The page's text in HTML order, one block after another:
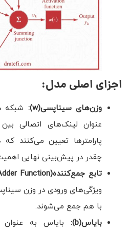
اجزای اصلی مدل:
وزن‌های سیناپسی(w)
:
عنوان لینک‌های اتصالی
چقدر در پیش‌بینی نهایی
تابع جمع‌کننده(Adder Function)
ویژگی‌های ورودی در وزن
با هم جمع می‌شوند.
بایاس(b)
: